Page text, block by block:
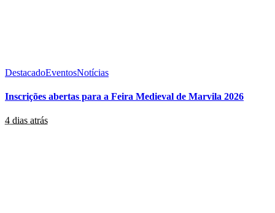
DestacadoEventosNotícias
Inscrições abertas para a Feira Medieval de Marvila 2026
4 dias atrás